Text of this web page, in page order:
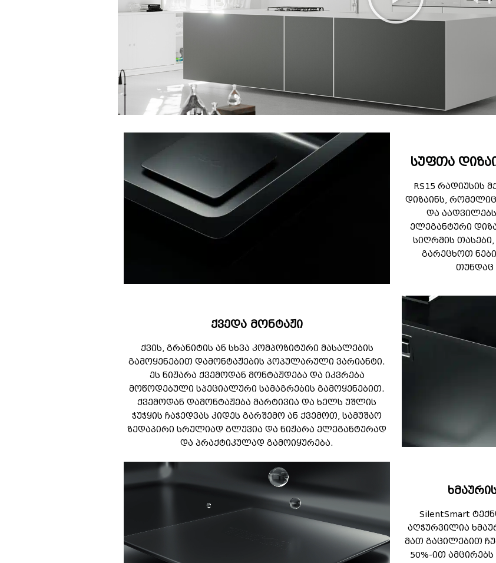
სუფთა
RS15 რადიუსის
დიზაინს,
და
ელეგანტური
სიღრმის
გარეცხოთ
თუნდაც
ქვედა მონტაჟი
ქვის, გრანიტის ან სხვა კომპოზიტური მასალების
გამოყენებით დამონტაჟების პოპულარული ვარიანტი.
ეს ნიჟარა ქვემოდან მონტაჟდება და იკვრება
მოწოდებული სპეციალური სამაგრების გამოყენებით.
ქვემოდან დამონტაჟება მარტივია და ხელს უშლის
ჭუჭყის ჩაჭედვას კიდეს გარშემო ან ქვემოთ, სამუშაო
ზედაპირი სრულიად გლუვია და ნიჟარა ელეგანტურად
და პრაქტიკულად გამოიყურება.
SilentSmart
აღჭურვილია
მათ გაცილებით
50%-ით